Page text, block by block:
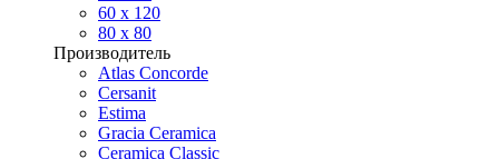
60 x 120
80 x 80
Производитель
Atlas Concorde
Cersanit
Estima
Gracia Ceramica
Ceramica Classic